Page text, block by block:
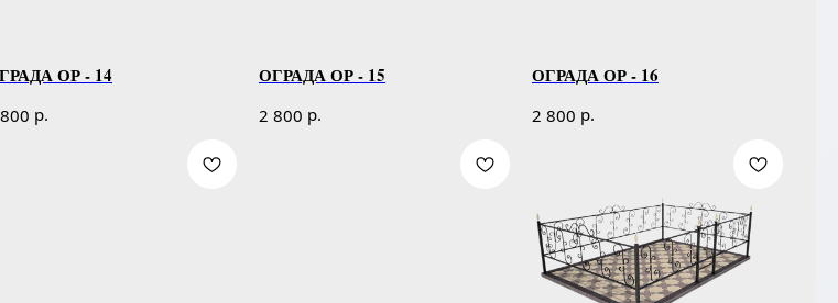
ОР - 14
р.
ОГРАДА ОР - 15
2 800 р.
ОГРАДА ОР - 16
2 800 р.